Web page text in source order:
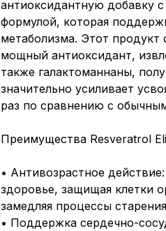
антиоксидантную добавку
формулой, которая
метаболизма. Этот
мощный антиоксидант,
также галактоманнаны,
значительно усиливает
раз по сравнению с
Преимущества Resveratrol
• Антивозрастное
здоровье, защищая клетки
замедляя процессы
• Поддержка сердечно-